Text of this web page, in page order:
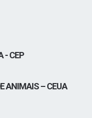
- CEP
ANIMAIS – CEUA